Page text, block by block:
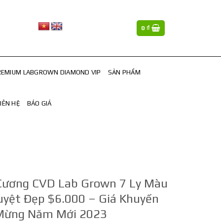
0 ₫
LABGROWN DIAMOND VIP SẢN PHẨM
HỆ BÁO GIÁ
CVD Lab Grown 7 Ly Màu
Đẹp $6.000 – Giá Khuyến
Năm Mới 2023